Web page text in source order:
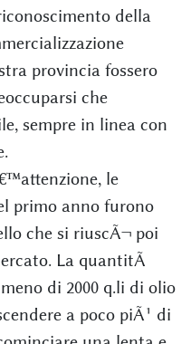
della
provincia fossero
che
sempre in linea con
le
primo anno furono
che si riuscÃ¬ poi
La quantitÃ
di 2000 q.li di olio
a poco piÃ¹ di